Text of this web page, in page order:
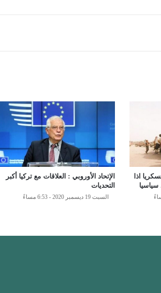
اذا
الإتحاد الأوروبي : العلاقات مع تركيا أكبر
التحديات
السبت 19 ديسمبر 2020 - 6:53 مساءً